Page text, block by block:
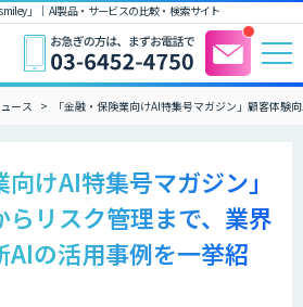
」｜ AI製品・サービスの比較・検索サイト
ース 「金融・保険業向けAI特集号マガジン」顧客体
向けAI特集号マガジン」
らリスク管理まで、業界
AIの活用事例を一挙紹